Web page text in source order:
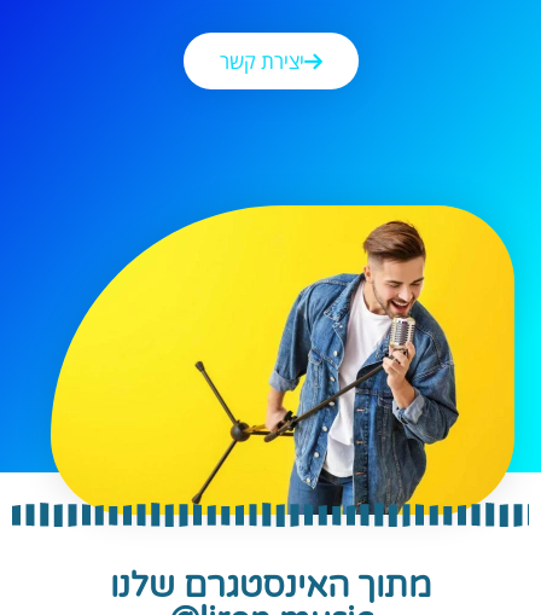
יצירת קשר
מתוך האינסטגרם שלנו